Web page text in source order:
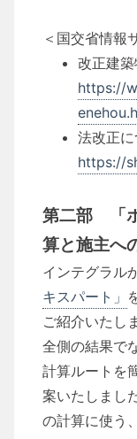
＜国交省情報
改正建築
https://
法改正
https://
第二部 「
算と施主へ
インテグラル
キスパート」
ご紹介いたし
全側の結果で
計算ルートを
案いたしまし
の計算に使う